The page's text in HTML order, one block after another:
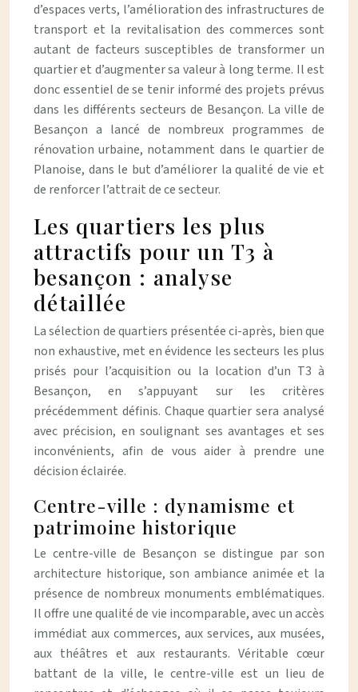
d’espaces verts, l’amélioration des infrastructures de
transport et la revitalisation des commerces sont
autant de facteurs susceptibles de transformer un
quartier et d’augmenter sa valeur à long terme. Il est
donc essentiel de se tenir informé des projets prévus
dans les différents secteurs de Besançon. La ville de
Besançon a lancé de nombreux programmes de
rénovation urbaine, notamment dans le quartier de
Planoise, dans le but d’améliorer la qualité de vie et
de renforcer l’attrait de ce secteur.
Les quartiers les plus
attractifs pour un T3 à
besançon : analyse
détaillée
La sélection de quartiers présentée ci-après, bien que
non exhaustive, met en évidence les secteurs les plus
prisés pour l’acquisition ou la location d’un T3 à
Besançon, en s’appuyant sur les critères
précédemment définis. Chaque quartier sera analysé
avec précision, en soulignant ses avantages et ses
inconvénients, afin de vous aider à prendre une
décision éclairée.
Centre-ville : dynamisme et
patrimoine historique
Le centre-ville de Besançon se distingue par son
architecture historique, son ambiance animée et la
présence de nombreux monuments emblématiques.
Il offre une qualité de vie incomparable, avec un accès
immédiat aux commerces, aux services, aux musées,
aux théâtres et aux restaurants. Véritable cœur
battant de la ville, le centre-ville est un lieu de